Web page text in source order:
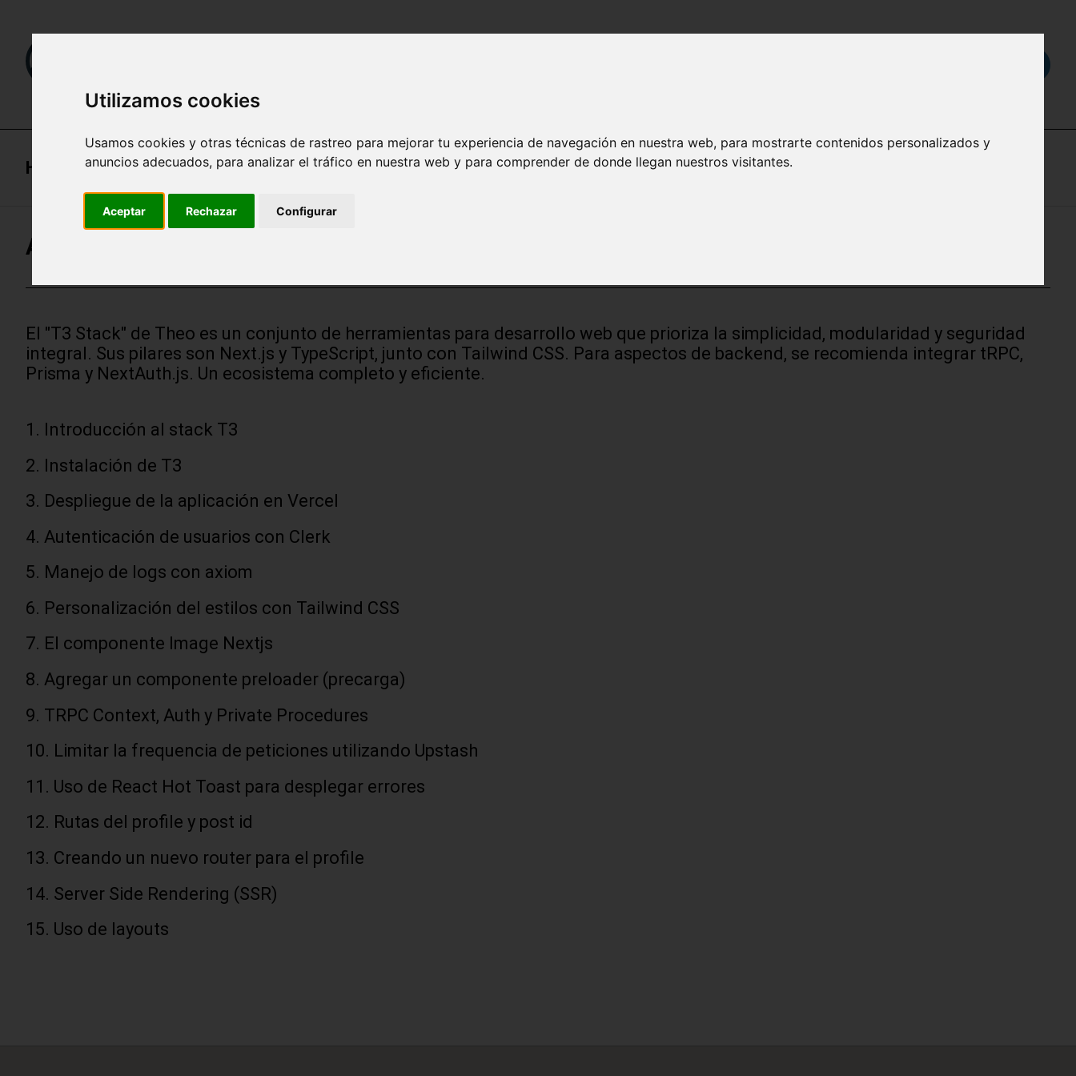
Utilizamos cookies
Usamos cookies y otras técnicas de rastreo para mejorar tu experiencia de navegación en nuestra web, para mostrarte contenidos personalizados y
anuncios adecuados, para analizar el tráfico en nuestra web y para comprender de donde llegan nuestros visitantes.
Aceptar Rechazar Configurar
Home
Apuntes de T3 Stack (React + NextJS + TRPC + Prisma + TailwindCSS) en español
El "T3 Stack" de Theo es un conjunto de herramientas para desarrollo web que prioriza la simplicidad, modularidad y seguridad
integral. Sus pilares son Next.js y TypeScript, junto con Tailwind CSS. Para aspectos de backend, se recomienda integrar tRPC,
Prisma y NextAuth.js. Un ecosistema completo y eficiente.
Introducción al stack T3
Instalación de T3
Despliegue de la aplicación en Vercel
Autenticación de usuarios con Clerk
Manejo de logs con axiom
Personalización del estilos con Tailwind CSS
El componente Image Nextjs
Agregar un componente preloader (precarga)
TRPC Context, Auth y Private Procedures
Limitar la frequencia de peticiones utilizando Upstash
Uso de React Hot Toast para desplegar errores
Rutas del profile y post id
Creando un nuevo router para el profile
Server Side Rendering (SSR)
Uso de layouts